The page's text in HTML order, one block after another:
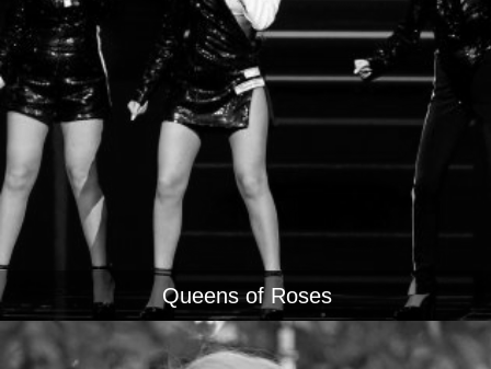
Queens of Roses